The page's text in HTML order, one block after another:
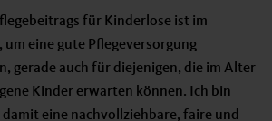
für Kinderlose ist im
um eine gute Pflegeversorgung
gerade auch für diejenigen, die im Alter
Kinder erwarten können. Ich bin
eine nachvollziehbare, faire und